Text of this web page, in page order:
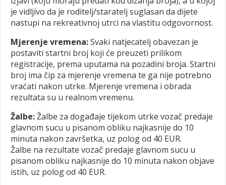
je vidljivo da je roditelj/staratelj suglasan da dijete
nastupi na rekreativnoj utrci na vlastitu odgovornost.
Mjerenje vremena:Svaki natjecatelj obavezan je
postaviti startni broj koji će preuzeti prilikom
registracije, prema uputama na pozadini broja. Startni
broj ima čip za mjerenje vremena te ga nije potrebno
vraćati nakon utrke. Mjerenje vremena i obrada
rezultata su u realnom vremenu.
Žalbe:Žalbe za događaje tijekom utrke vozač predaje
glavnom sucu u pisanom obliku najkasnije do 10
minuta nakon završetka, uz polog od 40 EUR.
Žalbe na rezultate vozač predaje glavnom sucu u
pisanom obliku najkasnije do 10 minuta nakon objave
istih, uz polog od 40 EUR.